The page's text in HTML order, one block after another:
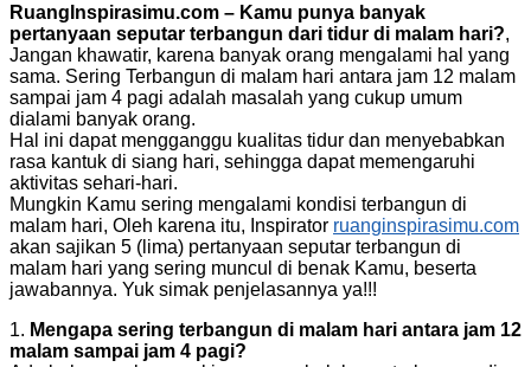
RuangInspirasimu.com – Kamu punya banyak
pertanyaan seputar terbangun dari tidur di malam hari?,
Jangan khawatir, karena banyak orang mengalami hal yang
sama. Sering Terbangun di malam hari antara jam 12 malam
sampai jam 4 pagi adalah masalah yang cukup umum
dialami banyak orang.
Hal ini dapat mengganggu kualitas tidur dan menyebabkan
rasa kantuk di siang hari, sehingga dapat memengaruhi
aktivitas sehari-hari.
Mungkin Kamu sering mengalami kondisi terbangun di
malam hari, Oleh karena itu, Inspirator ruanginspirasimu.com
akan sajikan 5 (lima) pertanyaan seputar terbangun di
malam hari yang sering muncul di benak Kamu, beserta
jawabannya. Yuk simak penjelasannya ya!!!
1. Mengapa sering terbangun di malam hari antara jam 12
malam sampai jam 4 pagi?